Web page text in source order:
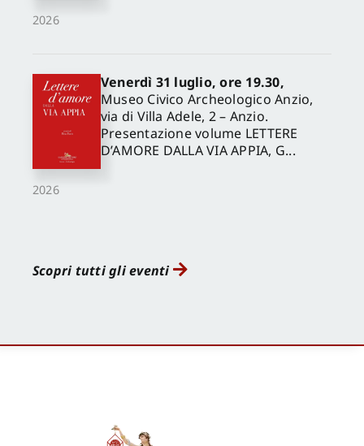
2026
2026
Venerdì 31 luglio, ore 19.30,
Museo Civico Archeologico Anzio,
via di Villa Adele, 2 – Anzio.
Presentazione volume LETTERE
D’AMORE DALLA VIA APPIA, G...
Scopri tutti gli eventi